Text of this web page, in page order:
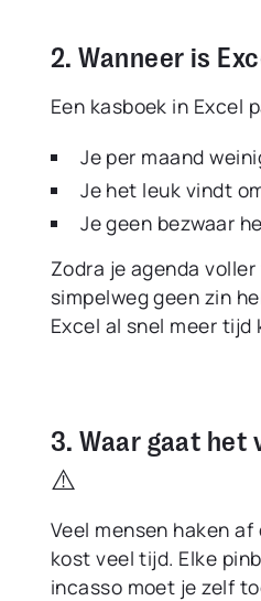
2. Wanneer is
Een kasboek in Excel
Je per maand
Je het leuk vindt
Je geen bezwaar
Zodra je agenda
simpelweg geen zin
Excel al snel meer tijd
3. Waar gaat het
⚠️
Veel mensen haken
kost veel tijd. Elke
incasso moet je zelf